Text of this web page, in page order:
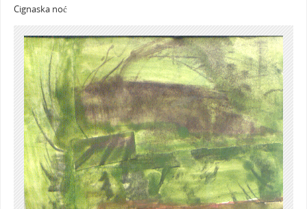
Cignaska noć